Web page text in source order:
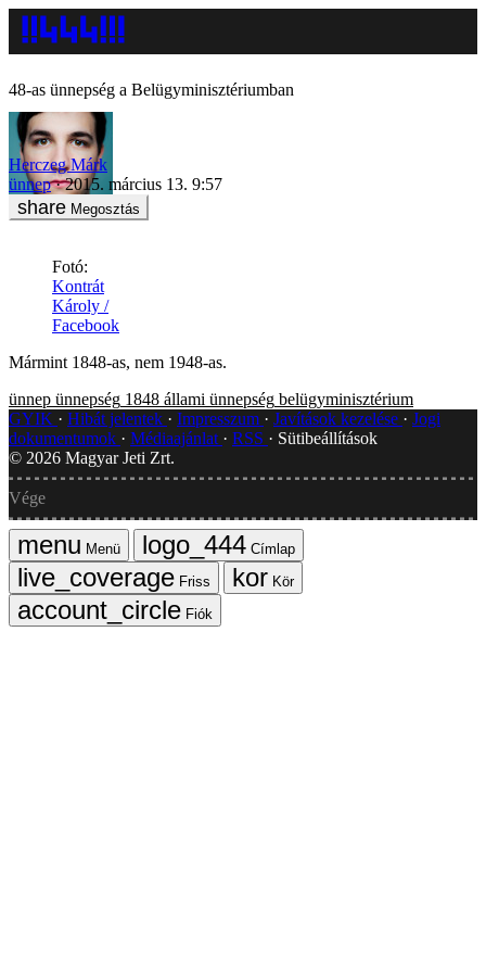
48-as ünnepség a Belügyminisztériumban
Herczeg Márk
ünnep
2015. március 13. 9:57
Megosztás
Fotó:
Kontrát
Károly /
Facebook
Mármint 1848-as, nem 1948-as.
ünnep ünnepség 1848 állami ünnepség belügyminisztérium
GYIK
Hibát jelentek Impresszum Javítások kezelése
Jogi
dokumentumok
Médiaajánlat RSS
Sütibeállítások
© 2026 Magyar Jeti Zrt.
Vége
Menü
Címlap
Friss
Kör
Fiók